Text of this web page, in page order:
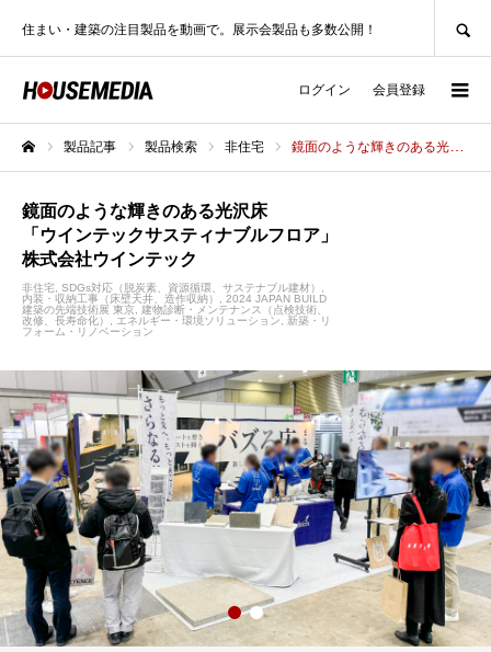
住まい・建築の注目製品を動画で。展示会製品も多数公開！
ログイン 会員登録
製品記事 製品検索 非住宅 鏡面のような輝きのある光沢床「ウインテックサスティナブルフロア」株式会社ウインテック
鏡面のような輝きのある光沢床
「ウインテックサスティナブルフロア」
株式会社ウインテック
非住宅
SDGs対応（脱炭素、資源循環、サステナブル建材）
内装・収納工事（床壁天井、造作収納）
2024 JAPAN BUILD
建築の先端技術展 東京 建物診断・メンテナンス（点検技術、
改修、長寿命化）
エネルギー・環境ソリューション
新築・リ
フォーム・リノベーション